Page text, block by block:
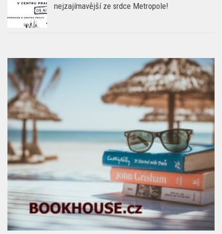
nejzajímavější ze srdce Metropole!